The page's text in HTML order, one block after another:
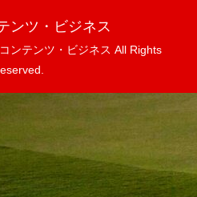
ンツ・ビジネス
ンテンツ・ビジネス All Rights